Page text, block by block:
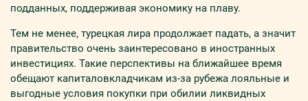
подданных, поддерживая экономику на плаву.
Тем не менее, турецкая лира продолжает падать, а значит
правительство очень заинтересовано в иностранных
инвестициях. Такие перспективы на ближайшее время
обещают капиталовкладчикам из-за рубежа лояльные и
выгодные условия покупки при обилии ликвидных